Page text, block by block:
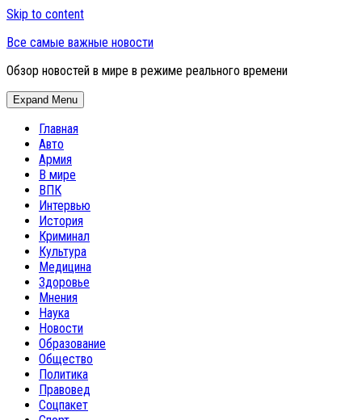
Skip to content
Все самые важные новости
Обзор новостей в мире в режиме реального времени
Expand Menu
Главная
Авто
Армия
В мире
ВПК
Интервью
История
Криминал
Культура
Медицина
Здоровье
Мнения
Наука
Новости
Образование
Общество
Политика
Правовед
Соцпакет